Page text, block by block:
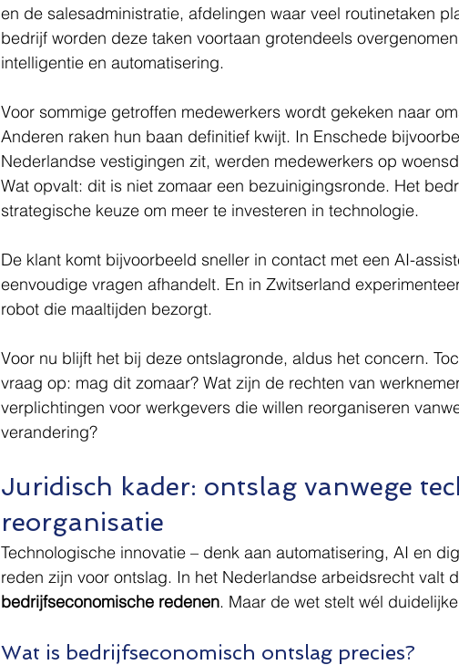
en de salesadministratie, afdelingen waar veel routinetaken
bedrijf worden deze taken voortaan grotendeels
intelligentie en automatisering.
Voor sommige getroffen medewerkers wordt gekeken naar
Anderen raken hun baan definitief kwijt. In Enschede
Nederlandse vestigingen zit, werden medewerkers op
Wat opvalt: dit is niet zomaar een bezuinigingsronde. Het
strategische keuze om meer te investeren in technologie.
De klant komt bijvoorbeeld sneller in contact met een AI-
eenvoudige vragen afhandelt. En in Zwitserland
robot die maaltijden bezorgt.
Voor nu blijft het bij deze ontslagronde, aldus het concern.
vraag op: mag dit zomaar? Wat zijn de rechten van
verplichtingen voor werkgevers die willen reorganiseren
verandering?
Juridisch kader: ontslag vanwege
reorganisatie
Technologische innovatie – denk aan automatisering, AI en
reden zijn voor ontslag. In het Nederlandse arbeidsrecht valt
bedrijfseconomische redenen. Maar de wet stelt wél
Wat is bedrijfseconomisch ontslag precies?